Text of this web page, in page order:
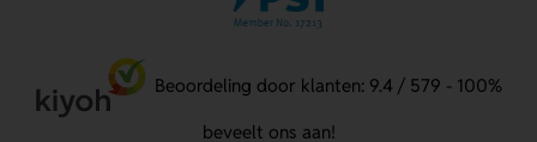
Beoordeling door klanten: 9.4 / 579 - 100%
beveelt ons aan!